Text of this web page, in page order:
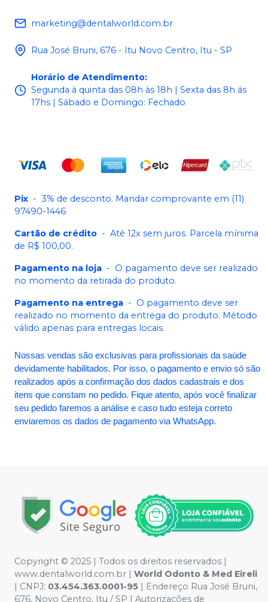
marketing@dentalworld.com.br
Rua José Bruni, 676 - Itu Novo Centro, Itu - SP
Horário de Atendimento:
Segunda à quinta das 08h às 18h | Sexta das 8h ás
17hs | Sábado e Domingo: Fechado
Pix - 3% de desconto. Mandar comprovante em (11)
97490-1446
Cartão de crédito - Até 12x sem juros. Parcela mínima
de R$ 100,00.
Pagamento na loja - O pagamento deve ser realizado
no momento da retirada do produto.
Pagamento na entrega - O pagamento deve ser
realizado no momento da entrega do produto. Método
válido apenas para entregas locais.
Nossas vendas são exclusivas para profissionais da saúde
devidamente habilitados. Por isso, o pagamento e envio só são
realizados após a confirmação dos dados cadastrais e dos
itens que constam no pedido. Fique atento, após você finalizar
seu pedido faremos a análise e caso tudo esteja correto
enviaremos os dados de pagamento via WhatsApp.
Copyright © 2025 | Todos os direitos reservados |
www.dentalworld.com.br | World Odonto & Med Eireli
| CNPJ: 03.454.363.0001-95 | Endereço Rua José Bruni,
676, Novo Centro, Itu / SP | Autorizações de